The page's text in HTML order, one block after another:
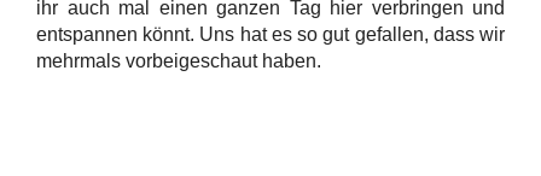
ihr auch mal einen ganzen Tag hier verbringen und
entspannen könnt. Uns hat es so gut gefallen, dass wir
mehrmals vorbeigeschaut haben.